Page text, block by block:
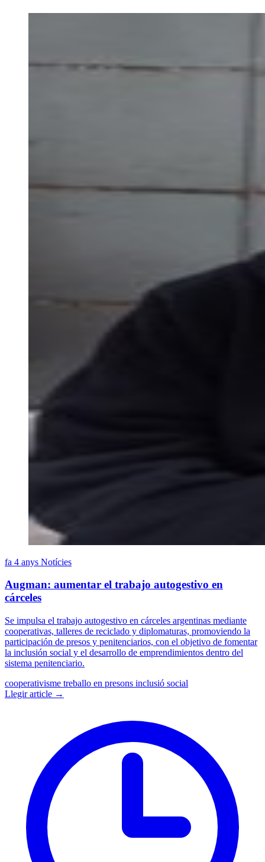
fa 4 anys Notícies
Augman: aumentar el trabajo autogestivo en
cárceles
Se impulsa el trabajo autogestivo en cárceles argentinas mediante
cooperativas, talleres de reciclado y diplomaturas, promoviendo la
participación de presos y penitenciarios, con el objetivo de fomentar
la inclusión social y el desarrollo de emprendimientos dentro del
sistema penitenciario.
cooperativisme treballo en presons inclusió social
Llegir article →